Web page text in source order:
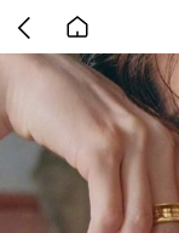
back
to
home